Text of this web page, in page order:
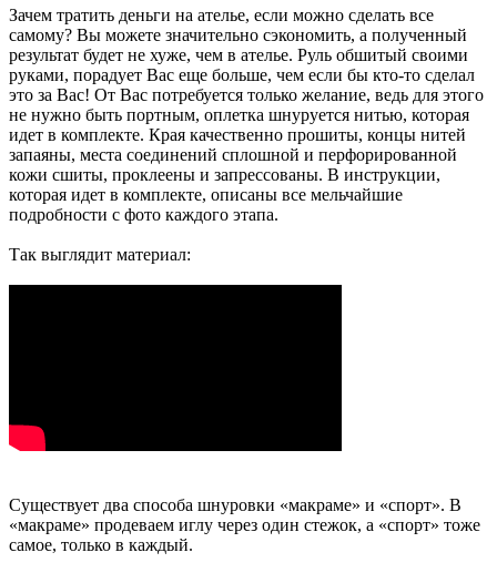
Зачем тратить деньги на ателье, если можно сделать все
самому? Вы можете значительно сэкономить, а полученный
результат будет не хуже, чем в ателье. Руль обшитый своими
руками, порадует Вас еще больше, чем если бы кто-то сделал
это за Вас! От Вас потребуется только желание, ведь для этого
не нужно быть портным, оплетка шнуруется нитью, которая
идет в комплекте. Края качественно прошиты, концы нитей
запаяны, места соединений сплошной и перфорированной
кожи сшиты, проклеены и запрессованы. В инструкции,
которая идет в комплекте, описаны все мельчайшие
подробности с фото каждого этапа.
Так выглядит материал:
Существует два способа шнуровки «макраме» и «спорт». В
«макраме» продеваем иглу через один стежок, а «спорт» тоже
самое, только в каждый.